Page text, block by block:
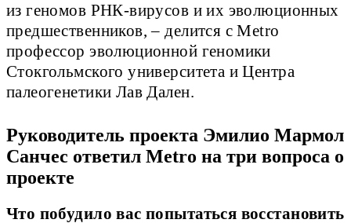
из геномов РНК-вирусов и их эволюционных
предшественников, – делится с Metro
профессор эволюционной геномики
Стокгольмского университета и Центра
палеогенетики Лав Дален.
Руководитель проекта Эмилио Мармол
Санчес ответил Metro на три вопроса о
проекте
Что побудило вас попытаться восстановить